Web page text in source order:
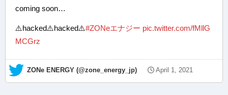
coming soon…
⚠️hacked⚠️hacked⚠️#ZONeエナジー pic.twitter.com/fMllG
MCGrz
— ZONe ENERGY (@zone_energy_jp) April 1, 2021